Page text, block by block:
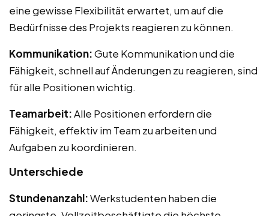
eine gewisse Flexibilität erwartet, um auf die
Bedürfnisse des Projekts reagieren zu können.
Kommunikation:Gute Kommunikation und die
Fähigkeit, schnell auf Änderungen zu reagieren, sind
für alle Positionen wichtig.
Teamarbeit:Alle Positionen erfordern die
Fähigkeit, effektiv im Team zu arbeiten und
Aufgaben zu koordinieren.
Unterschiede
Stundenanzahl:Werkstudenten haben die